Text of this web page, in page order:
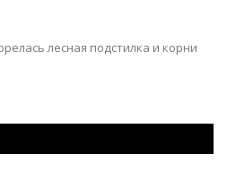
лесная подстилка и корни